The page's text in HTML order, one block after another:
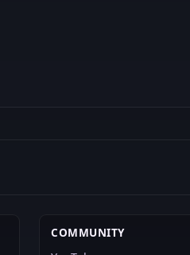
COMMUNITY